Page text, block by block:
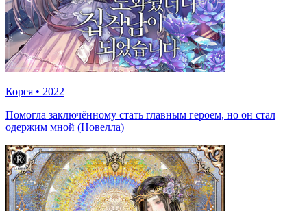
Корея • 2022
Помогла заключённому стать главным героем, но он стал
одержим мной (Новелла)